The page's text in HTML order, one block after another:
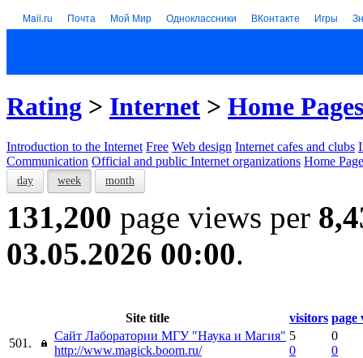
Mail.ru Почта Мой Мир Одноклассники ВКонтакте Игры
Rating > Internet > Home Pages
Introduction to the Internet Free Web design Internet cafes and clubs
Communication Official and public Internet organizations Home
day week month
131,200 page views per
03.05.2026 00:00.
Site title visitors page
501.
Сайт Лаборатории МГУ "Наука и Магия"
http://www.magick.boom.ru/
5
0
0
0